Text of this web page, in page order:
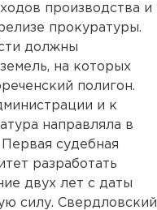
производства и
прокуратуры.
должны
на которых
полигон.
и к
направляла в
судебная
разработать
двух лет с даты
силу. Свердловский